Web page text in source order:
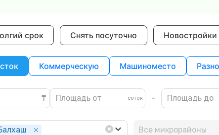
срок Снять посуточно Новостройки
Коммерческую Машиноместо
-
Все микрорайоны